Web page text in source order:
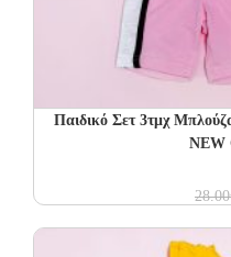
Παιδικό Σετ 3τμχ
NEW
28.00